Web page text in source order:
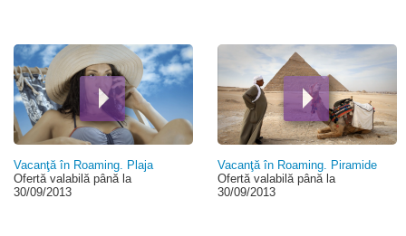
Vacanţă în Roaming. Plaja
Ofertă valabilă până la
30/09/2013
Vacanţă în Roaming. Piramide
Ofertă valabilă până la
30/09/2013